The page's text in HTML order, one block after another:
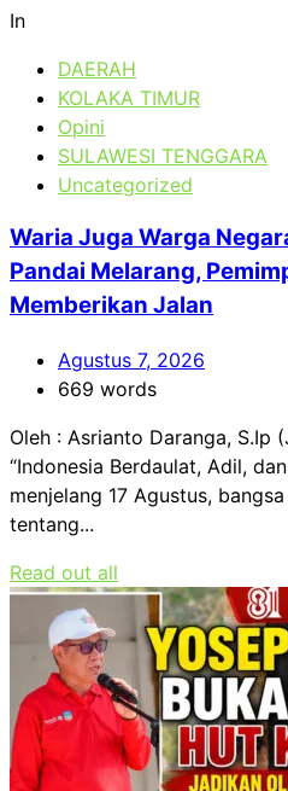
In
DAERAH
KOLAKA TIMUR
Opini
SULAWESI TENGGARA
Uncategorized
Waria Juga Warga
Pandai Melarang,
Memberikan Jalan
Agustus 7, 2026
669 words
Oleh : Asrianto Daranga, S.Ip
“Indonesia Berdaulat, Adil,
menjelang 17 Agustus,
tentang...
Read out all